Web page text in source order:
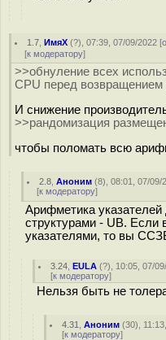
1.7 ,ИмяХ (?), 07:39, 07/09/2022 [
[к модератору]
>>обнуление всех
CPU перед возвращением
И снижение
>>рандомизация
чтобы поломать всю
2.8 ,Аноним (8), 08:01, 07/09/
[к модератору]
Арифметика
структурами - UB. Если
указателями, то вы
3.24 ,EULA (?), 10:05, 07/
[к модератору]
Нельзя быть не
4.31 ,Аноним (30),
[к модератору]